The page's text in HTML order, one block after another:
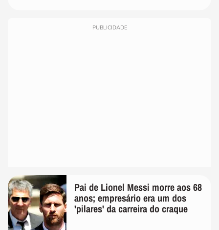
PUBLICIDADE
Pai de Lionel Messi morre aos 68
anos; empresário era um dos
'pilares' da carreira do craque